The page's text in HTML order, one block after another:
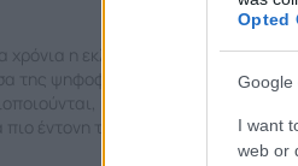
Opted
Google
I want
web or
χρόνια η εκλογική διαδικασία
της ψηφοφορίας όσο και η ίδια
μια εξέλιξη που θα
πιο έντονη τα επόμενα…